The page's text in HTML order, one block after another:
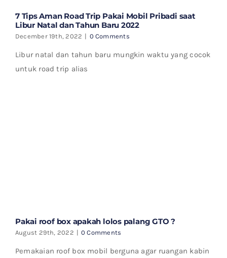
7 Tips Aman Road Trip Pakai Mobil Pribadi saat
Libur Natal dan Tahun Baru 2022
December 19th, 2022 | 0 Comments
Libur natal dan tahun baru mungkin waktu yang cocok
untuk road trip alias
Pakai roof box apakah lolos palang GTO ?
August 29th, 2022 | 0 Comments
Pemakaian roof box mobil berguna agar ruangan kabin